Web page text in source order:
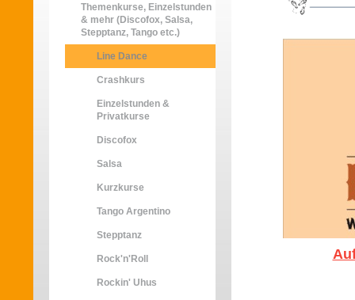
Themenkurse, Einzelstunden
& mehr (Discofox, Salsa,
Stepptanz, Tango etc.)
Line Dance
Crashkurs
Einzelstunden &
Privatkurse
Discofox
Salsa
Kurzkurse
Tango Argentino
Stepptanz
Rock'n'Roll
Rockin' Uhus